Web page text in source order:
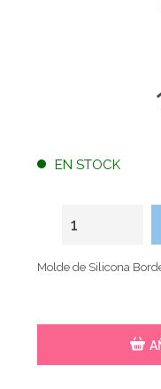
EN STOCK
Molde de Silicona